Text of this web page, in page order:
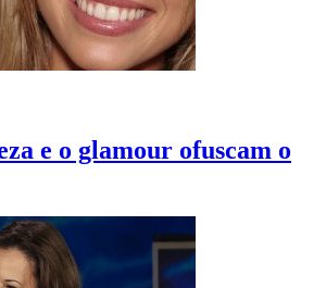
e o glamour ofuscam o